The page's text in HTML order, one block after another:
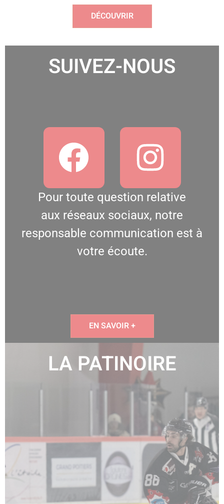
DÉCOUVRIR
SUIVEZ-NOUS
Pour toute question relative
aux réseaux sociaux, notre
responsable communication est à
votre écoute.
EN SAVOIR +
LA PATINOIRE